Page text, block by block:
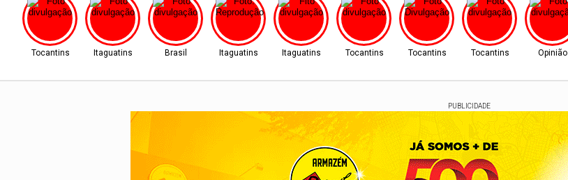
Tocantins Itaguatins Brasil Itaguatins Itaguatins Tocantins Tocantins Tocantins Opinião
PUBLICIDADE